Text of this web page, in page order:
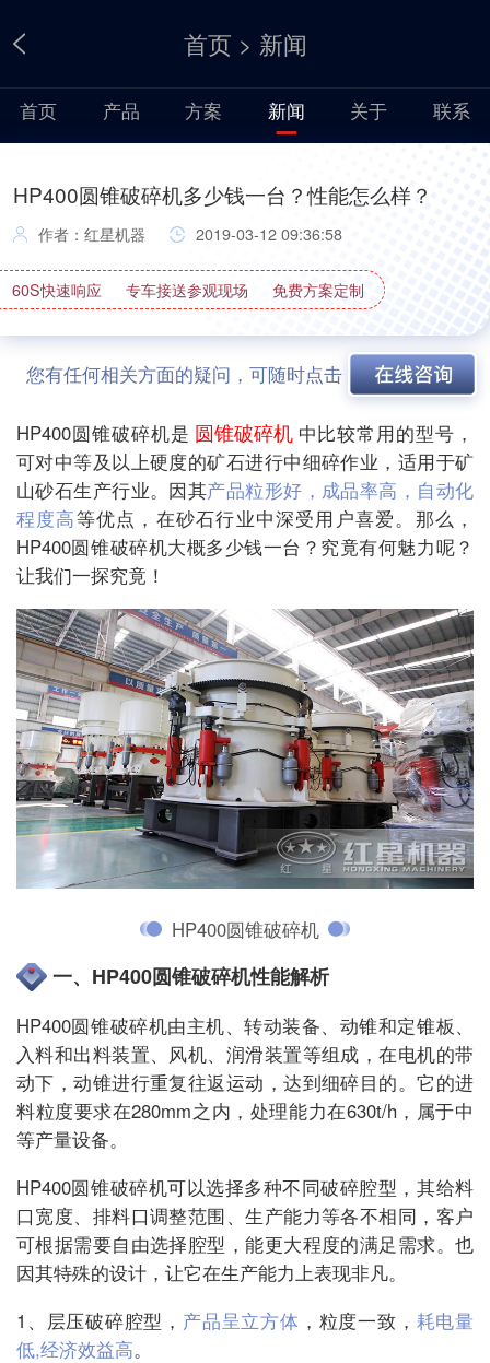
首页 > 新闻
首页 产品 方案 新闻 关于 联系
HP400圆锥破碎机多少钱一台？性能怎么样？
作者：红星机器 2019-03-12 09:36:58
60S快速响应 专车接送参观现场 免费方案定制
您有任何相关方面的疑问，可随时点击
HP400圆锥破碎机是 圆锥破碎机 中比较常用的型号，
可对中等及以上硬度的矿石进行中细碎作业，适用于矿
山砂石生产行业。因其产品粒形好，成品率高，自动化
程度高等优点，在砂石行业中深受用户喜爱。那么，
HP400圆锥破碎机大概多少钱一台？究竟有何魅力呢？
让我们一探究竟！
HP400圆锥破碎机
一、HP400圆锥破碎机性能解析
HP400圆锥破碎机由主机、转动装备、动锥和定锥板、
入料和出料装置、风机、润滑装置等组成，在电机的带
动下，动锥进行重复往返运动，达到细碎目的。它的进
料粒度要求在280mm之内，处理能力在630t/h，属于中
等产量设备。
HP400圆锥破碎机可以选择多种不同破碎腔型，其给料
口宽度、排料口调整范围、生产能力等各不相同，客户
可根据需要自由选择腔型，能更大程度的满足需求。也
因其特殊的设计，让它在生产能力上表现非凡。
1、层压破碎腔型， 产品呈立方体 ，粒度一致， 耗电量
低,经济效益高。